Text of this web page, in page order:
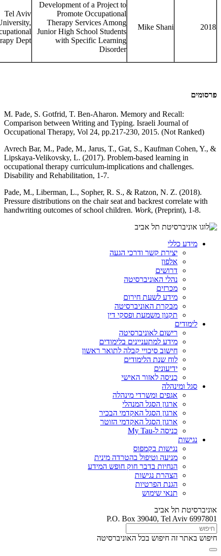
2018
Mike Shani
Development of a Project to
Promote Occupational
Therapy Services Among
Junior High School Students
with Specific Learning
Disorder
Tel Aviv
Dept.
פרסומים
M. Pade, S. Gotfrid, T. Ben-Aharon. Memory and Recall:
Comparison between Writing and Typing. Israeli Journal of
Occupational Therapy, Vol 24, pp.217-230, 2015. (Not Ranked)
Avrech Bar, M., Pade, M., Jarus, T., Gat, S., Kaufman Cohen, Y., &
Lipskaya-Velikovsky, L. (2017). Problem-based learning in
occupational therapy curriculum-implications and challenges.
Disability and Rehabilitation, 1-7.
Pade, M., Liberman, L., Sopher, R. S., & Ratzon, N. Z. (2018).
Pressure distributions on the chair seat and backrest correlate with
handwriting outcomes of school children. Work, (Preprint), 1-8.
מידע כללי
יצירת קשר ודרכי הגעה
אלפון
דרושים
נהלי האוניברסיטה
מכרזים
מידע לשעת חירום
מבקרת האוניברסיטה
תקנון משמעת ופסקי דין
לימודים
רישום לאוניברסיטה
מידע למתעניינים בלימודים
חישוב סיכויי קבלה לתואר ראשון
לוח שנת הלימודים
ידיעונים
כניסה לאזור האישי
סגל ומינהלה
אגפים ומשרדי מינהלה
ארגון הסגל המנהלי
ארגון הסגל האקדמי הבכיר
ארגון הסגל האקדמי הזוטר
כניסה ל-My Tau
נגישות
נגישות בקמפוס
מניעה וטיפול בהטרדה מינית
הנחיות בדבר חוק חופש המידע
הצהרת נגישות
הגנת הפרטיות
תנאי שימוש
אוניברסיטת תל אביב
P.O. Box 39040, Tel Aviv 6997801
חיפוש באתר זה חיפוש בכל האוניברסיטה